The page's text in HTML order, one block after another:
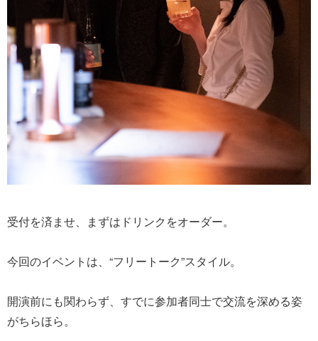
受付を済ませ、まずはドリンクをオーダー。
今回のイベントは、“フリートーク”スタイル。
開演前にも関わらず、すでに参加者同士で交流を深める姿
がちらほら。